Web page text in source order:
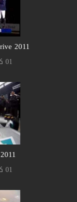
2011 Mercedes A Class Jump and Drive
01 كانون الثاني 2013, 12:00 ص
2011 Mercedes GP F1 in action
01 كانون الثاني 2013, 12:00 ص